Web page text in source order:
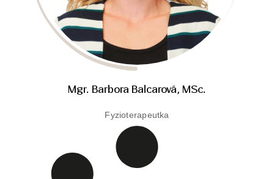
Mgr. Barbora Balcarová, MSc.
Fyzioterapeutka